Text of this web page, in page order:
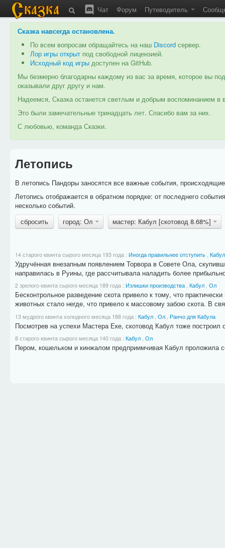
Чат Форум Путеводитель
Сказка навсегда остановлена.
По всем вопросам обращайтесь на наш Discord сервер.
Лор игры открыт под свободной лицензией.
Исходный код игры доступен на GitHub.
Мы безмерно благодарны каждому из вас за время, которое вы
оказывали друг другу и нам.
Надеемся, Сказка останется светлым и добрым воспоминанием
Это были замечательные тринадцать лет. Спасибо вам за них.
С любовью, команда Сказки.
Летопись
В летопись Пандоры заносятся все важные события,
Летопись отображается в обратном порядке: от последнего
несколько событий.
сбросить
город: Ол мастер: Кабул [скотовод 8.68%]
14 старого квинта сырого месяца 193 года : Иногда правильнее отступить, Кабул
Удручённая внезапным появлением Торвора в Совете Ола,
направилась в Руины, где рассчитывала наладить более
2 зрелого квинта сырого месяца 189 года : Излишки производства, Кабул, Ол
Бесконтрольное разведение скота привело к тому, что
животных стало негде, что привело к массовому забою скота. В
13 мудрого квинта холодного месяца 188 года : Кабул, Ол, Ранчо для Кабула
Посмотрев на успехи Мастера Еке, скотовод Кабул тоже
8 старого квинта сырого месяца 140 года : Кабул, Ол
Пером, кошельком и кинжалом предприимчивая Кабул проложила